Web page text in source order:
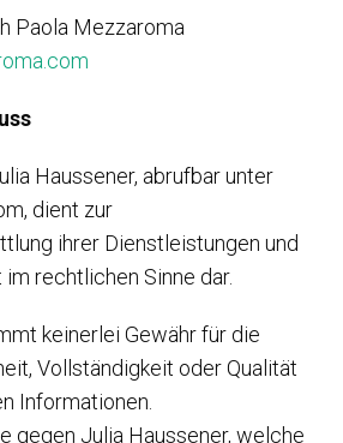
Paola Mezzaroma
Haussener, abrufbar unter
dient zur
ihrer Dienstleistungen und
rechtlichen Sinne dar.
keinerlei Gewähr für die
Vollständigkeit oder Qualität
Informationen.
gegen Julia Haussener, welche